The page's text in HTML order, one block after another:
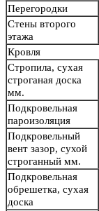
Перегородки
Стены второго
этажа
Кровля
Стропила, сухая
строганая доска
мм.
Подкровельная
пароизоляция
Подкровельный
вент зазор, сухой
строганный мм.
Подкровельная
обрешетка, сухая
доска